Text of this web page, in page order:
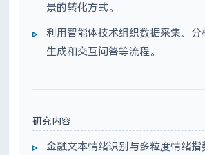
景的转化方式。
利用智能体技术组织数据采集、
生成和交互问答等流程。
研究内容
金融文本情绪识别与多粒度情绪指